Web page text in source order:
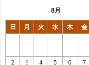
8月
日 月 火 水 木 金
2
3
4 5 6 7